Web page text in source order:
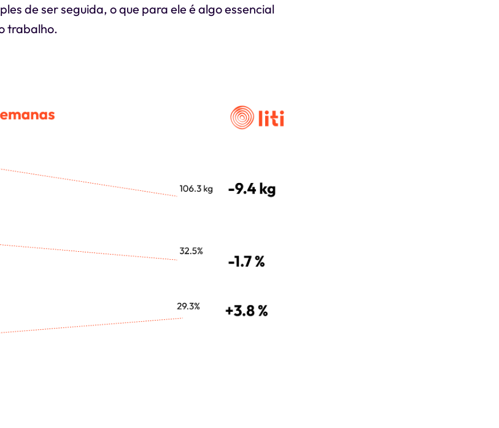
de ser seguida, o que para ele é algo essencial
trabalho.